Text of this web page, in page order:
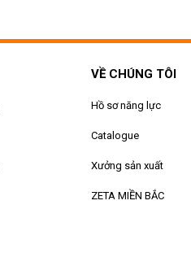
VỀ CHÚNG TÔI
Hồ sơ năng lực
Catalogue
Xưởng sản xuất
ZETA MIỀN BẮC